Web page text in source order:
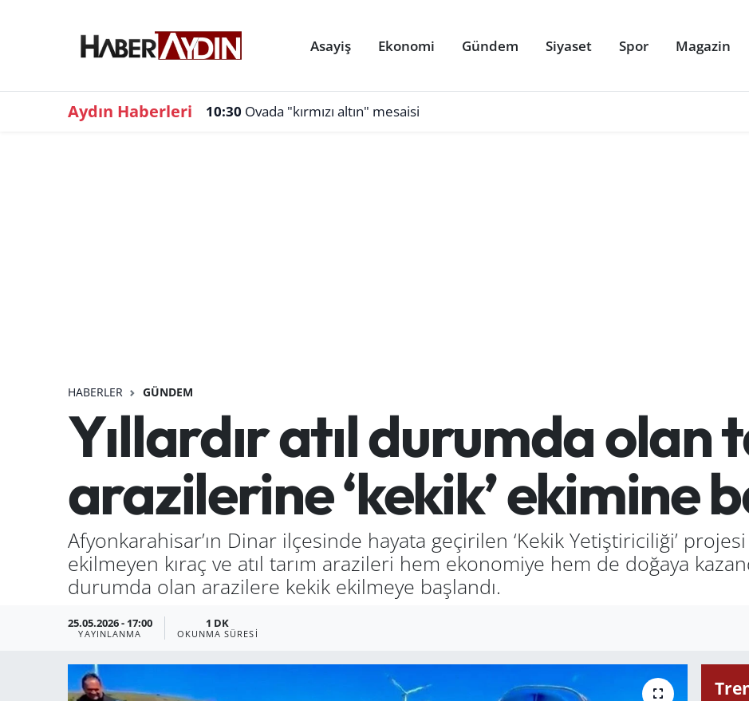
Asayiş Ekonomi Gündem Siyaset Spor Magazin
Aydın Haberleri 10:30 Ovada "kırmızı altın" mesaisi
HABERLER GÜNDEM
Yıllardır atıl durumda olan
arazilerine ‘kekik’ ekimine
Afyonkarahisar’ın Dinar ilçesinde hayata geçirilen ‘Kekik Yetiştiriciliği’
ekilmeyen kıraç ve atıl tarım arazileri hem ekonomiye hem de doğaya
durumda olan arazilere kekik ekilmeye başlandı.
25.05.2026 - 17:00
YAYINLANMA
1 DK
OKUNMA SÜRESI